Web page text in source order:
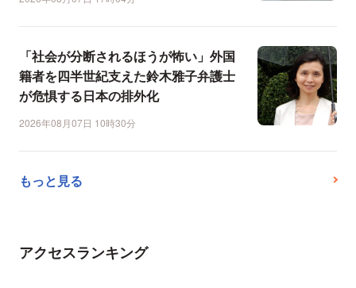
「社会が分断されるほうが怖い」外国
籍者を四半世紀支えた鈴木雅子弁護士
が危惧する日本の排外化
2026年08月07日 10時30分
もっと見る
アクセスランキング